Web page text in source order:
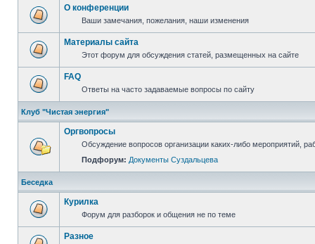
О конференции
Ваши замечания, пожелания, наши изменения
Материалы сайта
Этот форум для обсуждения статей, размещенных на сайте
FAQ
Ответы на часто задаваемые вопросы по сайту
Клуб "Чистая энергия"
Оргвопросы
Обсуждение вопросов организации каких-либо мероприятий,
Подфорум: Документы Суздальцева
Беседка
Курилка
Форум для разборок и общения не по теме
Разное